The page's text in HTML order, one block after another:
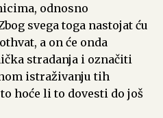
odnosno
svega toga nastojat ću
a on će onda
stradanja i označiti
istraživanju tih
hoće li to dovesti do još